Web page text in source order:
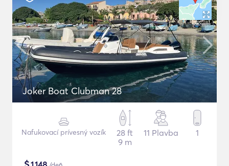
Joker Boat Clubman 28
Nafukovací prívesný vozík
28 ft
9 m
11 Plavba 1